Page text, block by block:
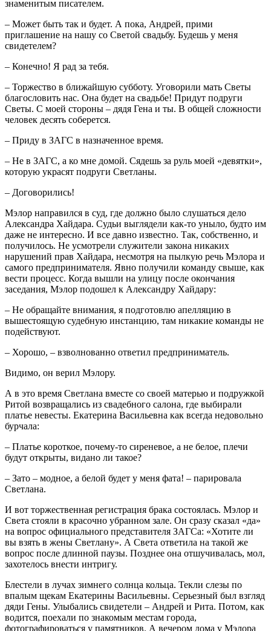
знаменитым писателем.
– Может быть так и будет. А пока, Андрей, прими
приглашение на нашу со Светой свадьбу. Будешь у меня
свидетелем?
– Конечно! Я рад за тебя.
– Торжество в ближайшую субботу. Уговорили мать Светы
благословить нас. Она будет на свадьбе! Придут подруги
Светы. С моей стороны – дядя Гена и ты. В общей сложности
человек десять соберется.
– Приду в ЗАГС в назначенное время.
– Не в ЗАГС, а ко мне домой. Сядешь за руль моей «девятки»,
которую украсят подруги Светланы.
– Договорились!
Мэлор направился в суд, где должно было слушаться дело
Александра Хайдара. Судьи выглядели как-то уныло, будто им
даже не интересно. И все давно известно. Так, собственно, и
получилось. Не усмотрели служители закона никаких
нарушений прав Хайдара, несмотря на пылкую речь Мэлора и
самого предпринимателя. Явно получили команду свыше, как
вести процесс. Когда вышли на улицу после окончания
заседания, Мэлор подошел к Александру Хайдару:
– Не обращайте внимания, я подготовлю апелляцию в
вышестоящую судебную инстанцию, там никакие команды не
подействуют.
– Хорошо, – взволнованно ответил предприниматель.
Видимо, он верил Мэлору.
А в это время Светлана вместе со своей матерью и подружкой
Ритой возвращались из свадебного салона, где выбирали
платье невесты. Екатерина Васильевна как всегда недовольно
бурчала:
– Платье короткое, почему-то сиреневое, а не белое, плечи
будут открыты, видано ли такое?
– Зато – модное, а белой будет у меня фата! – парировала
Светлана.
И вот торжественная регистрация брака состоялась. Мэлор и
Света стояли в красочно убранном зале. Он сразу сказал «да»
на вопрос официального представителя ЗАГСа: «Хотите ли
вы взять в жены Светлану». А Света ответила на такой же
вопрос после длинной паузы. Позднее она отшучивалась, мол,
захотелось внести интригу.
Блестели в лучах зимнего солнца кольца. Текли слезы по
впалым щекам Екатерины Васильевны. Серьезный был взгляд
дяди Гены. Улыбались свидетели – Андрей и Рита. Потом, как
водится, поехали по знакомым местам города,
фотографироваться у памятников. А вечером дома у Мэлора